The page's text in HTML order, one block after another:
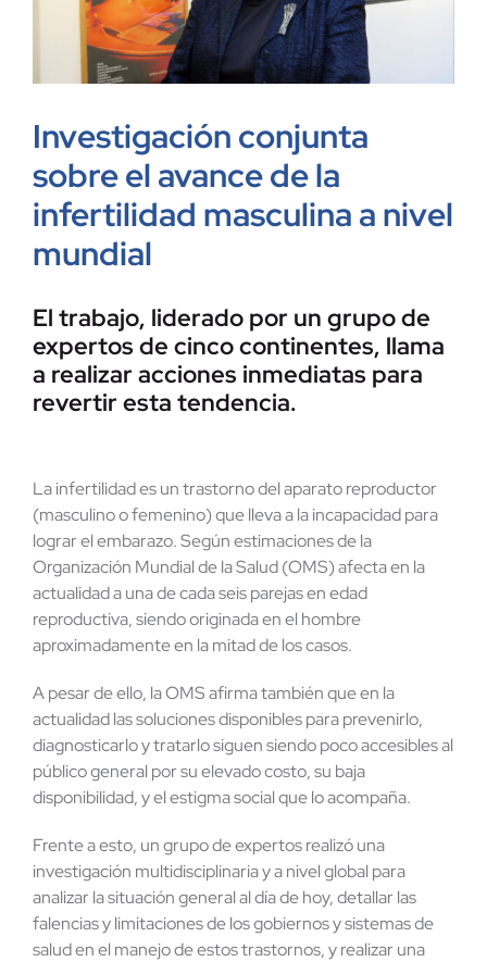
Investigación conjunta
sobre el avance de la
infertilidad masculina a nivel
mundial
El trabajo, liderado por un grupo de
expertos de cinco continentes, llama
a realizar acciones inmediatas para
revertir esta tendencia.
La infertilidad es un trastorno del aparato reproductor
(masculino o femenino) que lleva a la incapacidad para
lograr el embarazo. Según estimaciones de la
Organización Mundial de la Salud (OMS) afecta en la
actualidad a una de cada seis parejas en edad
reproductiva, siendo originada en el hombre
aproximadamente en la mitad de los casos.
A pesar de ello, la OMS afirma también que en la
actualidad las soluciones disponibles para prevenirlo,
diagnosticarlo y tratarlo siguen siendo poco accesibles al
público general por su elevado costo, su baja
disponibilidad, y el estigma social que lo acompaña.
Frente a esto, un grupo de expertos realizó una
investigación multidisciplinaria y a nivel global para
analizar la situación general al día de hoy, detallar las
falencias y limitaciones de los gobiernos y sistemas de
salud en el manejo de estos trastornos, y realizar una